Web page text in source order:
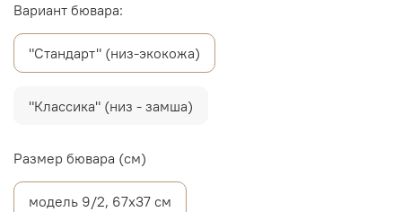
Вариант бювара:
"Стандарт" (низ-экокожа)
"Классика" (низ - замша)
Размер бювара (см)
модель 9/2, 67х37 см